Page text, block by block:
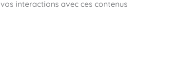
interactions avec ces contenus